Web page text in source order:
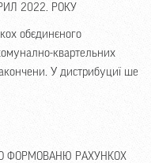
2022. РОКУ
обєдинєного
квартельних
У дистрибуциї ше
ФОРМОВАНЮ РАХУНКОХ